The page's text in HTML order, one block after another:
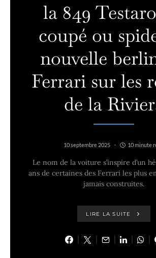
la 849
coupé ou
nouvelle
Ferrari sur les
de la
10 septembre 2025 10 minute
Le nom de la voiture s’inspire d’un
ans de certaines des Ferrari les plus
jamais construites.
LIRE LA SUITE